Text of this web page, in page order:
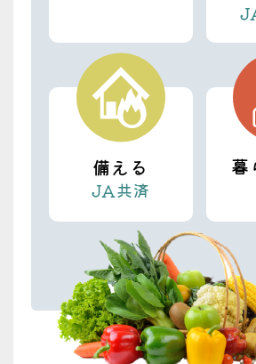
プレスリリース
７／３１ 伝統技術の継承「静
品評会」
プレスリリース
７／２５ 「じまんの農業塾」
2026.07.15
重要なお知らせ
高松支店 建て替え工事のお知
2026.07.10
備える
JA共済
暮